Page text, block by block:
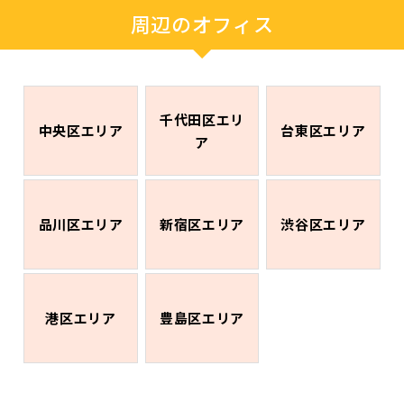
周辺のオフィス
中央区エリア
千代田区エリ
ア
台東区エリア
品川区エリア 新宿区エリア 渋谷区エリア
港区エリア 豊島区エリア